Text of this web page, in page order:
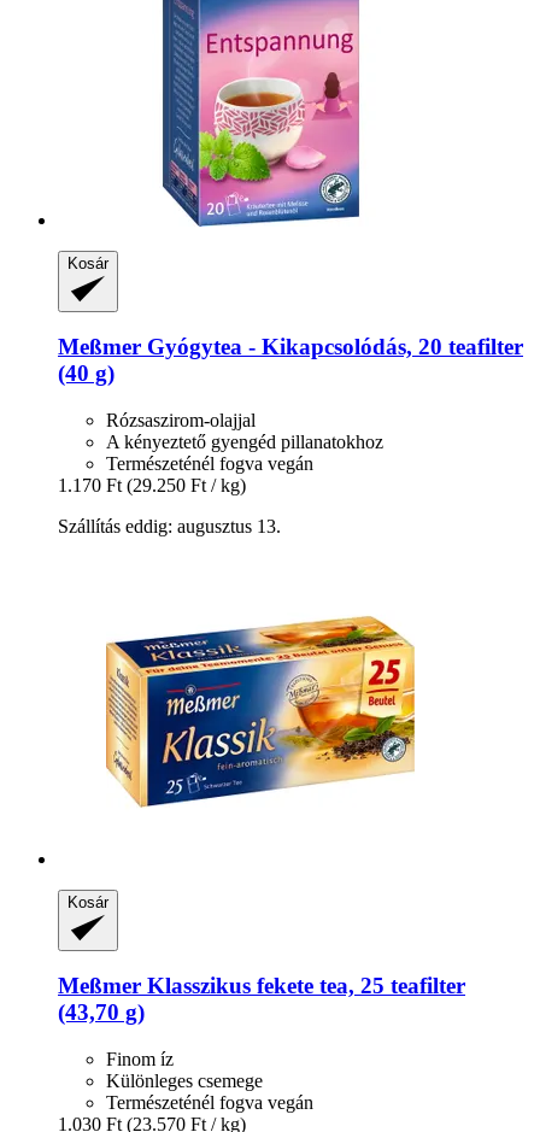
Kosár
Meßmer Gyógytea -​ Kikapcsolódás, 20 teafilter
(40 g)
Rózsaszirom-olajjal
A kényeztető gyengéd pillanatokhoz
Természeténél fogva vegán
1.170 Ft (29.250 Ft / kg)
Szállítás eddig: augusztus 13.
Kosár
Meßmer Klasszikus fekete tea, 25 teafilter
(43,70 g)
Finom íz
Különleges csemege
Természeténél fogva vegán
1.030 Ft (23.570 Ft / kg)